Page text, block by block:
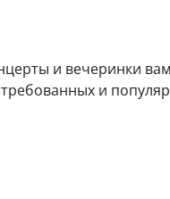
и вечеринки
и